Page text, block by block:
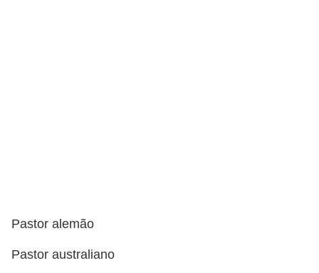
Pastor alemão
Pastor australiano
s
c